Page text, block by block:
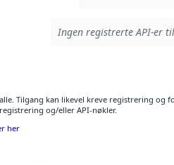
Ingen registrerte API-er
Tilgang kan likevel kreve registrering og
og/eller API-nøkler.
her